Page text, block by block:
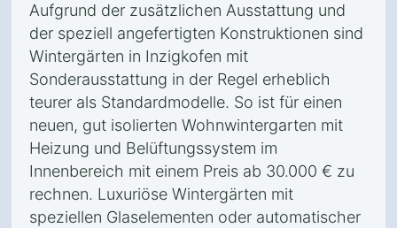
Aufgrund der zusätzlichen Ausstattung und
der speziell angefertigten Konstruktionen sind
Wintergärten in Inzigkofen mit
Sonderausstattung in der Regel erheblich
teurer als Standardmodelle. So ist für einen
neuen, gut isolierten Wohnwintergarten mit
Heizung und Belüftungssystem im
Innenbereich mit einem Preis ab 30.000 € zu
rechnen. Luxuriöse Wintergärten mit
speziellen Glaselementen oder automatischer